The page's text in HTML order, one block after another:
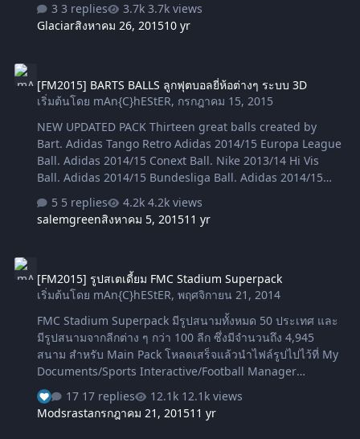
(pic 7) Not much I agree but I felt it was something that
was missing from our game. Hopefully this pack is going
pack then contact Liam please.This base pack has 790
Stadiums included all done as a png file at 1600x900.
dont know why but it a…
3 replies
3.7k views
Glaciarสิงหาคม 26, 201510 yr
[FM2015] BARTS BALLS ลูกฟุตบอลยี่ห้อต่างๆ ระบบ 3D
เริ่มต้นโดย mAn{C}hEStER, กรกฎาคม 15, 2015
NEW UPDATED PACK Thirteen great balls created by
Bart. Adidas Tango Retro Adidas 2014/15 Europa League
Ball. Adidas 2014/15 Conext Ball. Nike 2013/14 Hi Vis
Ball. Adidas 2014/15 Bundesliga Ball. Adidas 2014/15
Ligue 1 Ball. Nike 2014/15 La Liga Ball. Nike 2014/15
Serie A Ball. Nike 2014/15 Premier League Ball. Nike Hi
Viz Nike 2016/16 Premier League Ball Adidas 2014/15
want it back.......but why would you do that !!
Instructions included and also pictured below too.
Program Files
(x86)\Steam\SteamApps\common\FM2015\data\sigfx\me
sh\ball …
5 replies
4.2k views
salemgreenสิงหาคม 5, 201511 yr
[FM2015] รูปสเตเดี้ยม FMC Stadium Superpack
เริ่มต้นโดย mAn{C}hEStER,พฤศจิกายน 21, 2014
FMC Stadium Superpack มีรูปสนามทั้งหมด 50 ประเทศ และ
มีรูปสนามจากลีกต่าง ๆ กว่า 100 ลีก ซึ่งมีจำนวนถึง 4,945
สนาม สำหรับ Main Pack โหลดเสร็จแล้วนำไฟล์รูปไปไว้ที่ My
Documents/Sports Interactive/Football Manager
2015/graphics
https://www.mediafire.com/folder/g46oshk6al99m/FMC_
Stadium (763MB) panels สำคัญ ต้องโหลต Panels ด้วย
17 replies
12.1k views
Modsrastaกรกฎาคม 21, 201511 yr